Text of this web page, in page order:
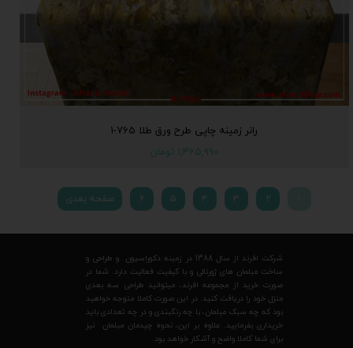
رانر زمینه چاپی طرح ورق طلا 765-1
۱,۴۶۵,۹۹۰ تومان
۲ ۳ ۴ ۵ ۶ صفحه بعدی
شرکت افرند از سال 1388 در زمینه دکوراسیون و طراحی و
ساخت مبلمان های ژورنالی و با کیفیت فعالیت دارد. شما در
صورت خرید از مجموعه افرند، میتوانید طراحی سه بعدی
منزل خود را دریافت کنید. در این صورت کاملا متوجه خواهید
بود که چه سبک مبلمان، با چه رنگبندی و در چه تعدادی باید
خریداری بفرمایید. علاوه بر این، نحوه چیدمان مبلمان نیز
برای شما کاملا واضح و آشکار خواهد بود.